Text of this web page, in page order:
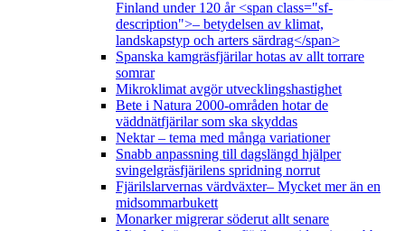
Finland under 120 år <span class="sf-
description">– betydelsen av klimat,
landskapstyp och arters särdrag</span>
Spanska kamgräsfjärilar hotas av allt torrare
somrar
Mikroklimat avgör utvecklingshastighet
Bete i Natura 2000-områden hotar de
väddnätfjärilar som ska skyddas
Nektar – tema med många variationer
Snabb anpassning till dagslängd hjälper
svingelgräsfjärilens spridning norrut
Fjärilslarvernas värdväxter– Mycket mer än en
midsommarbukett
Monarker migrerar söderut allt senare